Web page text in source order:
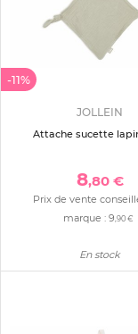
-11%
JOLLEIN
Attache sucette
8,80 €
Prix de vente
marque : 9 ,90 €
En stock